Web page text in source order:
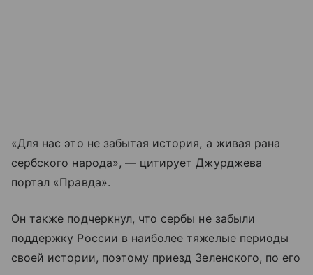
«Для нас это не забытая история, а живая рана
сербского народа», — цитирует Джурджева
портал «Правда».
Он также подчеркнул, что сербы не забыли
поддержку России в наиболее тяжелые периоды
своей истории, поэтому приезд Зеленского, по его